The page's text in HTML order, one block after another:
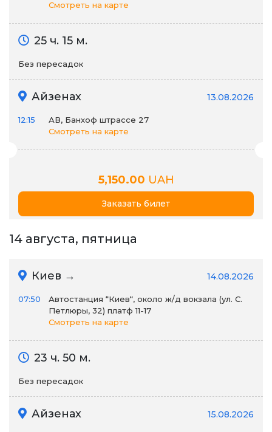
Смотреть на карте
25 ч. 15 м.
Без пересадок
Айзенах 13.08.2026
12:15
АВ, Банхоф штрассе 27
Смотреть на карте
5,150.00 UAH
Заказать билет
14 августа, пятница
Киев → 14.08.2026
07:50
Автостанция “Киев“, около ж/д вокзала (ул. С.
Петлюры, 32) платф 11-17
Смотреть на карте
23 ч. 50 м.
Без пересадок
Айзенах 15.08.2026